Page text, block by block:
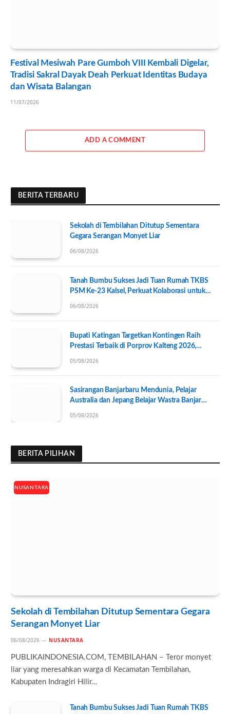
Festival Mesiwah Pare Gumboh VIII Kembali Digelar,
Tradisi Sakral Dayak Deah Perkuat Identitas Budaya
dan Wisata Balangan
11/07/2026
ADD A COMMENT
BERITA TERBARU
Sekolah di Tembilahan Ditutup Sementara
Gegara Serangan Monyet Liar
06/08/2026
Tanah Bumbu Sukses Jadi Tuan Rumah TKBS
PSM Ke-23 Kalsel, Perkuat Kolaborasi untuk
06/08/2026
Bupati Katingan Targetkan Kontingen Raih
Prestasi Terbaik di Porprov Kalteng 2026,
05/08/2026
Sasirangan Banjarbaru Mendunia, Pelajar
Australia dan Jepang Belajar Wastra Banjar
05/08/2026
BERITA PILIHAN
NUSANTARA
Sekolah di Tembilahan Ditutup Sementara Gegara
Serangan Monyet Liar
06/08/2026 NUSANTARA
PUBLIKAINDONESIA.COM, TEMBILAHAN – Teror monyet
liar yang meresahkan warga di Kecamatan Tembilahan,
Kabupaten Indragiri Hilir…
Tanah Bumbu Sukses Jadi Tuan Rumah TKBS